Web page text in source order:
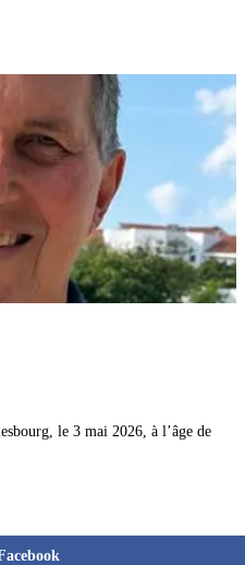
le 3 mai 2026, à l’âge de